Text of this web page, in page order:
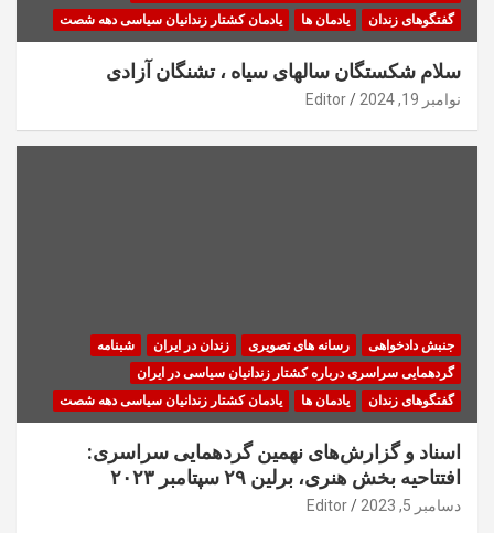
گفتگوهای زندان
یادمان ها یادمان کشتار زندانیان سیاسی دهه شصت
سلام شکستگان سالهای سیاه ، تشنگان آزادی
نوامبر 19, 2024 Editor
جنبش دادخواهی رسانه های تصویری زندان در ایران
شبنامه
گردهمایی سراسری درباره کشتار زندانیان سیاسی در ایران
گفتگوهای زندان
یادمان ها یادمان کشتار زندانیان سیاسی دهه شصت
اسناد و گزارش‌های نهمین گردهمایی سراسری:
افتتاحیه بخش هنری، برلین ۲۹ سپتامبر ۲۰۲۳
دسامبر 5, 2023 Editor